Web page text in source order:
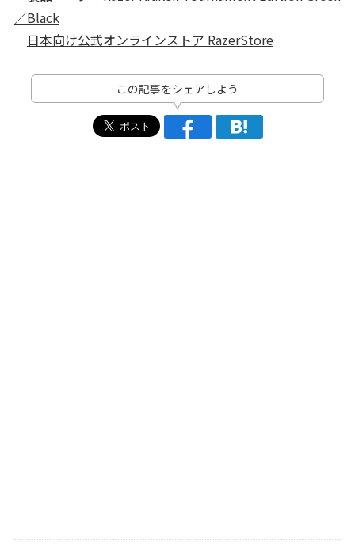
／Black
日本向け公式オンラインストア RazerStore
この記事をシェアしよう